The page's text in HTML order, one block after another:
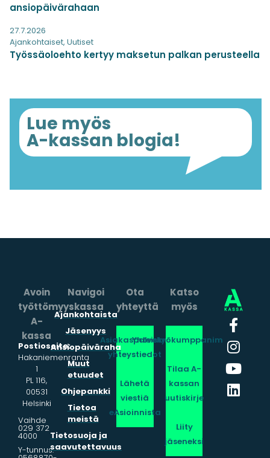
ansiopäivärahaan
27.7.2026
Ajankohtaiset, Uutiset
Työssäoloehto kertyy maksetun palkan perusteella
Lue myös
A-kassan blogia!
Avoin
työttömyyskassa
A-
kassa
Postiosoite:
Hakaniemenranta
1
PL 116,
00531
Helsinki
Vaihde
029 372
4000
Y-tunnus:
Ota
yhteyttä
Asiakaspalvelun
yhteystiedot
Lähetä
viestiä
eAsioinnista
Navigoi
Ajankohtaista
Jäsenyys
Ansiopäiväraha
Muut
etuudet
Ohjepankki
Tietoa
meistä
Tietosuoja ja
saavutettavuus
Katso
myös
Yhteistyökumppanimme
Tilaa A-
kassan
uutiskirje
Liity
jäseneksi